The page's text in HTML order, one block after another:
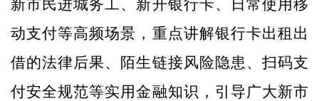
新市民进城务工、新开银行卡、日常使用移
动支付等高频场景，重点讲解银行卡出租出
借的法律后果、陌生链接风险隐患、扫码支
付安全规范等实用金融知识，引导广大新市